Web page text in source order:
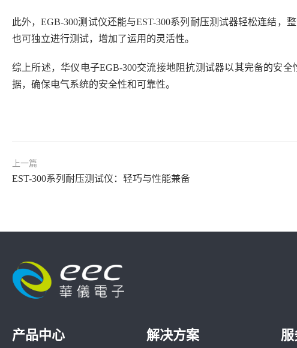
此外，EGB-300测试仪还能与EST-300系列耐压测试器轻松连结
也可独立进行测试，增加了运用的灵活性。
综上所述，华仪电子EGB-300交流接地阻抗测试器以其完备的安
据，确保电气系统的安全性和可靠性。
上一篇
EST-300系列耐压测试仪：轻巧与性能兼备
产品中心 解决方案